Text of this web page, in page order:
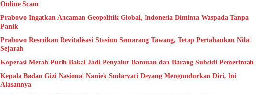
Online Scam
Prabowo Ingatkan Ancaman Geopolitik Global, Indonesia Diminta Waspada Tanpa
Panik
Prabowo Resmikan Revitalisasi Stasiun Semarang Tawang, Tetap Pertahankan Nilai
Sejarah
Koperasi Merah Putih Bakal Jadi Penyalur Bantuan dan Barang Subsidi Pemerintah
Kepala Badan Gizi Nasional Naniek Sudaryati Deyang Mengundurkan Diri, Ini
Alasannya